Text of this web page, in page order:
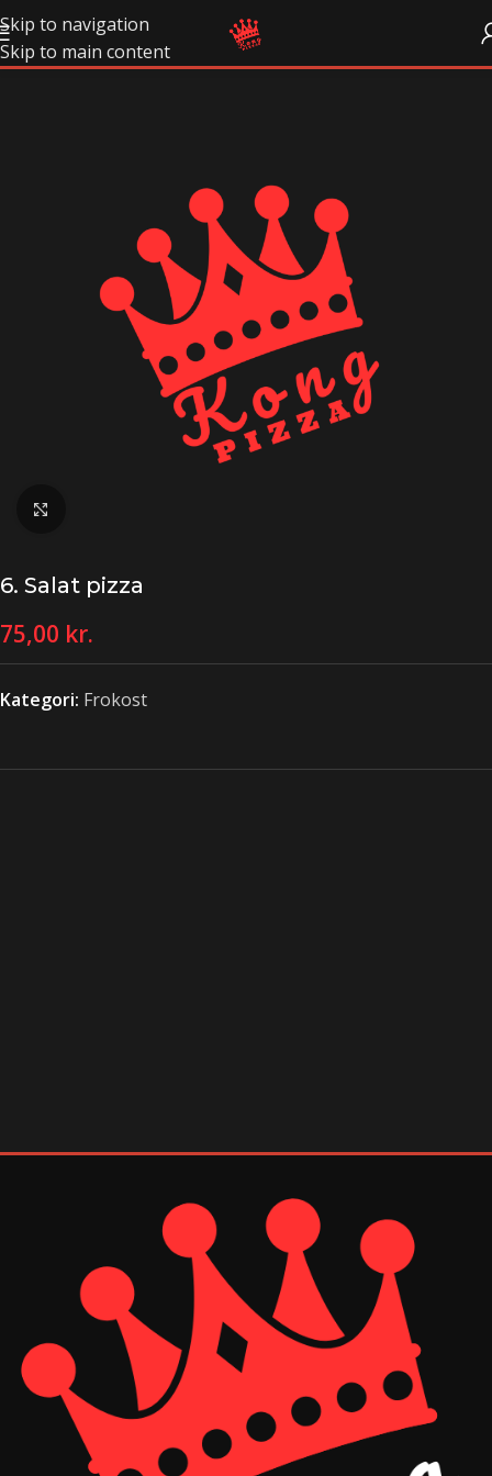
Skip to navigation
Skip to main content
6. Salat pizza
75,00 kr.
Kategori: Frokost